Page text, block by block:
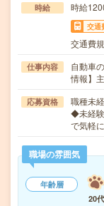
時給 時給
交通
交通費
仕事内容
自動車
情報】
応募資格
職種未
◆未経験
で気軽
職場の雰囲気
年齢層
20代